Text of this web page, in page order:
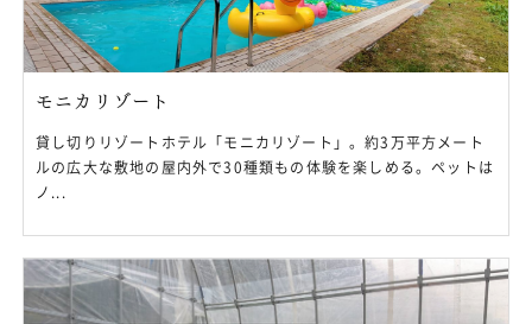
モニカリゾート
貸し切りリゾートホテル「モニカリゾート」。約3万平方メート
ルの広大な敷地の屋内外で30種類もの体験を楽しめる。ペットは
ノ...